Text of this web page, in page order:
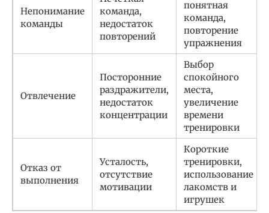
Непонимание
команды
команда,
недостаток
повторений
понятная
команда,
повторение
упражнения
Отвлечение
Посторонние
раздражители,
недостаток
концентрации
Выбор
спокойного
места,
увеличение
времени
тренировки
Отказ от
выполнения
Усталость,
отсутствие
мотивации
Короткие
тренировки,
использование
лакомств и
игрушек